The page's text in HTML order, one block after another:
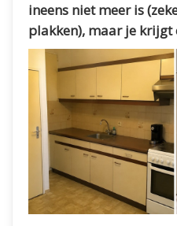
ineens niet meer is
plakken), maar je krijgt